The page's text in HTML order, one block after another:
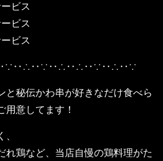
ビス
ビス
ビス
と秘伝かわ串が好きなだけ食べら
用意してます！
れ鶏など、当店自慢の鶏料理がた